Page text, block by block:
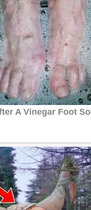
Răcitor de apă
CW5000 pentru
freze cu laser fără
metale
Cutit cositoare
KUHN